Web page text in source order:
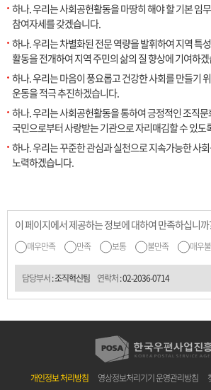
하나. 우리는 사회공헌활동을 마땅히 해야 할 기본 임
참여자세를 갖겠습니다.
하나. 우리는 차별화된 전문 역량을 발휘하여 지역 특
활동을 전개하여 지역 주민의 삶의 질 향상에 기여하
하나. 우리는 마음이 풍요롭고 건강한 사회를 만들기
운동을 적극 추진하겠습니다.
하나. 우리는 사회공헌활동을 통하여 긍정적인 조직
국민으로부터 사랑받는 기관으로 자리매김할 수 있도
하나. 우리는 꾸준한 관심과 실천으로 지속가능한 사
노력하겠습니다.
이 페이지에서 제공하는 정보에 대하여 만족하십니까
매우만족 만족 보통 불만족 매우
담당부서: 조직혁신팀 연락처:02-2036-0714
개인정보 처리방침 영상정보처리기기 운영관리방침